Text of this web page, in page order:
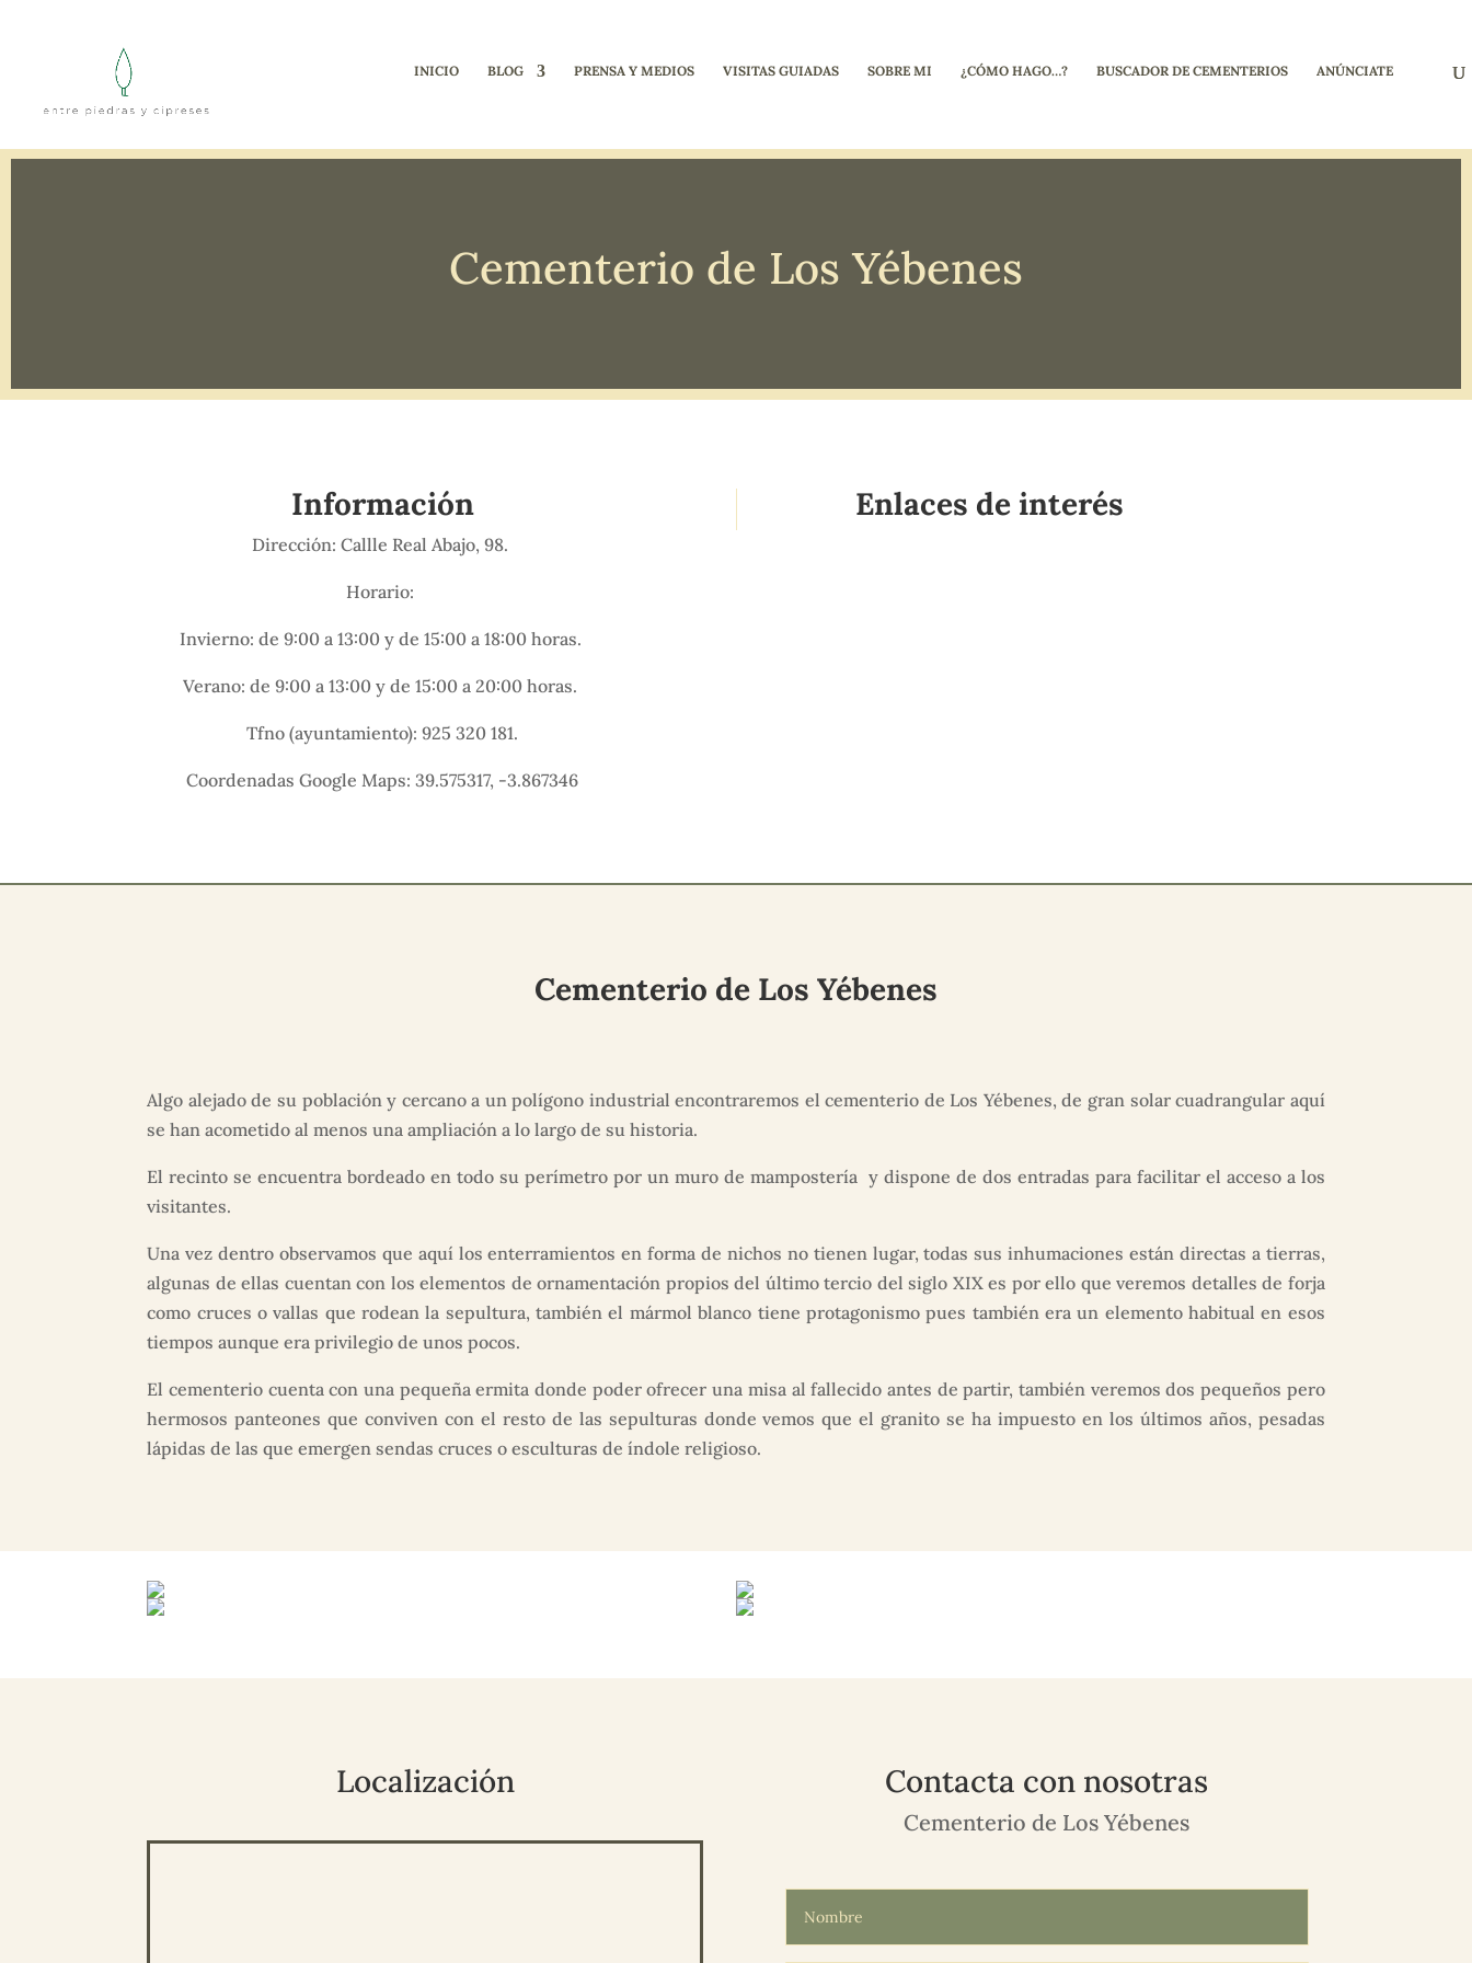
INICIO BLOG PRENSA Y MEDIOS VISITAS GUIADAS SOBRE MI ¿CÓMO HAGO…? BUSCADOR DE CEMENTERIOS ANÚNCIATE
Cementerio de Los Yébenes
Información
Dirección: Callle Real Abajo, 98.
Horario:
Invierno: de 9:00 a 13:00 y de 15:00 a 18:00 horas.
Verano: de 9:00 a 13:00 y de 15:00 a 20:00 horas.
Tfno (ayuntamiento): 925 320 181.
Coordenadas Google Maps: 39.575317, -3.867346
Enlaces de interés
Cementerio de Los Yébenes
Algo alejado de su población y cercano a un polígono industrial encontraremos el cementerio de Los Yébenes, de gran solar cuadrangular aquí
se han acometido al menos una ampliación a lo largo de su historia.
El recinto se encuentra bordeado en todo su perímetro por un muro de mampostería y dispone de dos entradas para facilitar el acceso a los
visitantes.
Una vez dentro observamos que aquí los enterramientos en forma de nichos no tienen lugar, todas sus inhumaciones están directas a tierras,
algunas de ellas cuentan con los elementos de ornamentación propios del último tercio del siglo XIX es por ello que veremos detalles de forja
como cruces o vallas que rodean la sepultura, también el mármol blanco tiene protagonismo pues también era un elemento habitual en esos
tiempos aunque era privilegio de unos pocos.
El cementerio cuenta con una pequeña ermita donde poder ofrecer una misa al fallecido antes de partir, también veremos dos pequeños pero
hermosos panteones que conviven con el resto de las sepulturas donde vemos que el granito se ha impuesto en los últimos años, pesadas
lápidas de las que emergen sendas cruces o esculturas de índole religioso.
Localización Contacta con nosotras
Cementerio de Los Yébenes